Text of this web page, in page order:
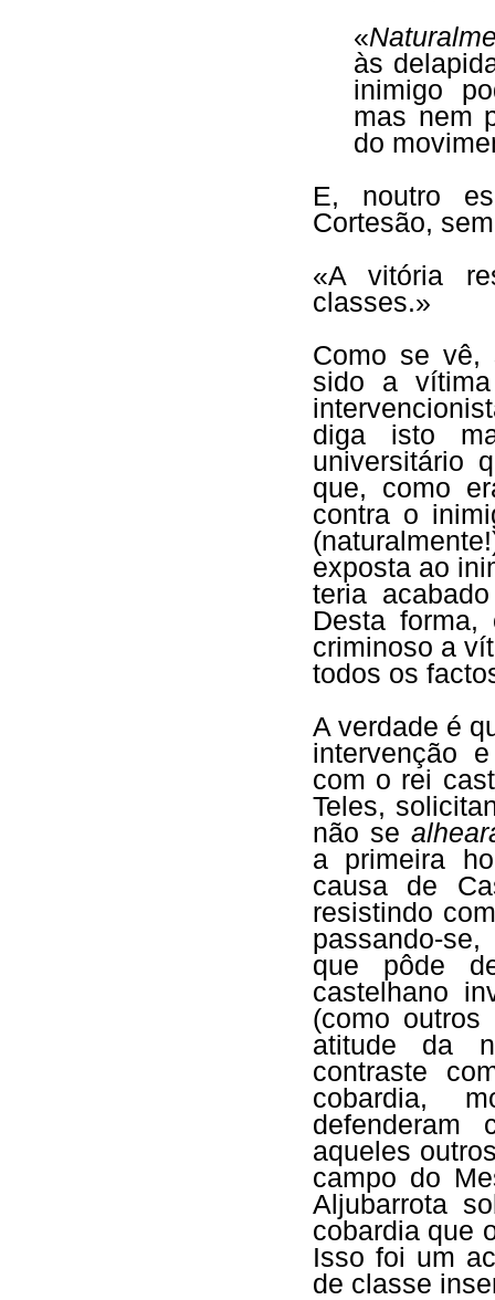
«
às
inimigo
mas nem
do
E, noutro
Cortesão,
«A vitória
classes.»
Como se vê,
sido a
diga isto
universitário
que, como
contra o
exposta ao
teria
Desta
criminoso a
todos os
A verdade é
intervenção
com o rei
Teles,
não se
a primeira
causa de
resistindo
passando-
que pôde
castelhano
(como outros
atitude da
contraste
cobardia,
aqueles
campo do
Aljubarrota
cobardia que
Isso foi um
de classe